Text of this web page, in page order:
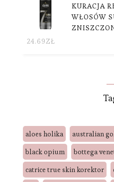
KURACJA
WŁOSÓW
24.69ZŁ
aloes holika
australian
black opium
bottega
catrice true skin korektor